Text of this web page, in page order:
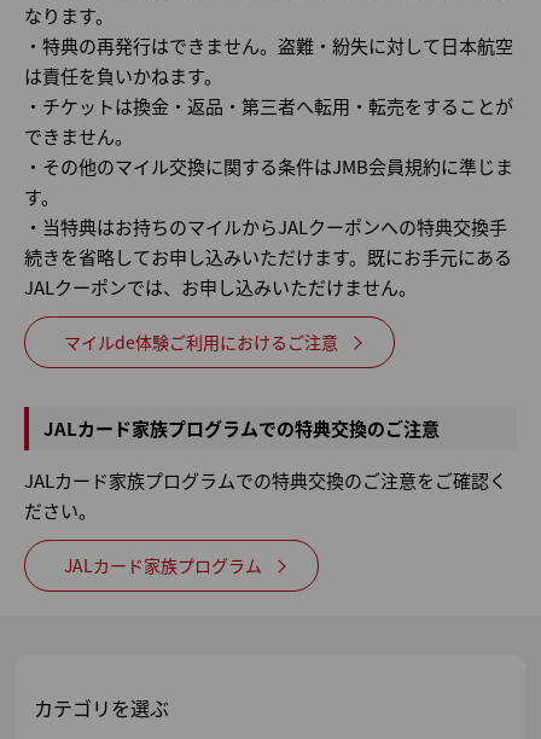
なります。
・特典の再発行はできません。盗難・紛失に対して日本航空
は責任を負いかねます。
・チケットは換金・返品・第三者へ転用・転売をすることが
できません。
・その他のマイル交換に関する条件はJMB会員規約に準じま
す。
・当特典はお持ちのマイルからJALクーポンへの特典交換手
続きを省略してお申し込みいただけます。既にお手元にある
JALクーポンでは、お申し込みいただけません。
マイルde体験ご利用におけるご注意
JALカード家族プログラムでの特典交換のご注意
JALカード家族プログラムでの特典交換のご注意をご確認く
ださい。
JALカード家族プログラム
カテゴリを選ぶ